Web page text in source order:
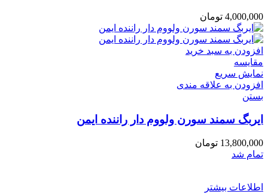
4,000,000 تومان
افزودن به سبد خرید
مقایسه
نمایش سریع
افزودن به علاقه مندی
بستن
ایربگ سمند سورن ولووم دار راننده ایمن
13,800,000 تومان
تمام شد
اطلاعات بیشتر